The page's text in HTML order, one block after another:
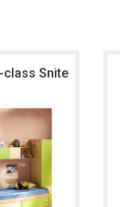
class Snite